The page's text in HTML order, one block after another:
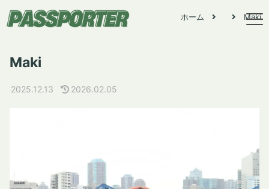
ホーム Maki
Maki
2025.12.13 2026.02.05
×